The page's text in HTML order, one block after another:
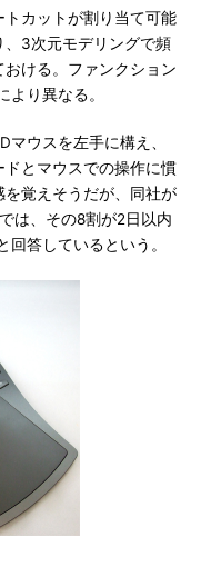
カットが割り当て可能
、3次元モデリングで頻
ける。ファンクション
り異なる。
ウスを左手に構え、
とマウスでの操作に慣
覚えそうだが、同社が
は、その8割が2日以内
答しているという。